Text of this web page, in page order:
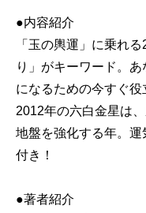
●内容紹介
「玉の輿運」に乗れ
り」がキーワード。
になるための今すぐ役
2012年の六白金星は
地盤を強化する年。
付き！
●著者紹介